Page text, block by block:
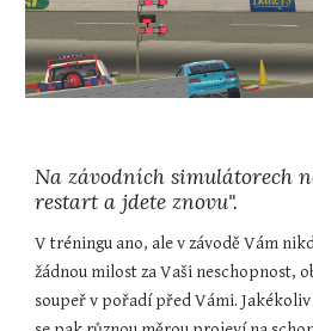
Na závodních simulátorech
restart a jdete znovu".
V tréningu ano, ale v závodě Vám
žádnou milost za Vaši neschopnost,
soupeř v pořadí před Vámi.